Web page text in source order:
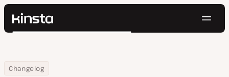
Kinsta®
Precios
Buscar
Home
Changelog
Accede a las métricas de la aplicación y a los datos de los